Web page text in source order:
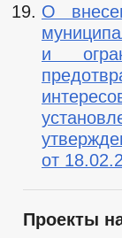
О
и
от
Проекты